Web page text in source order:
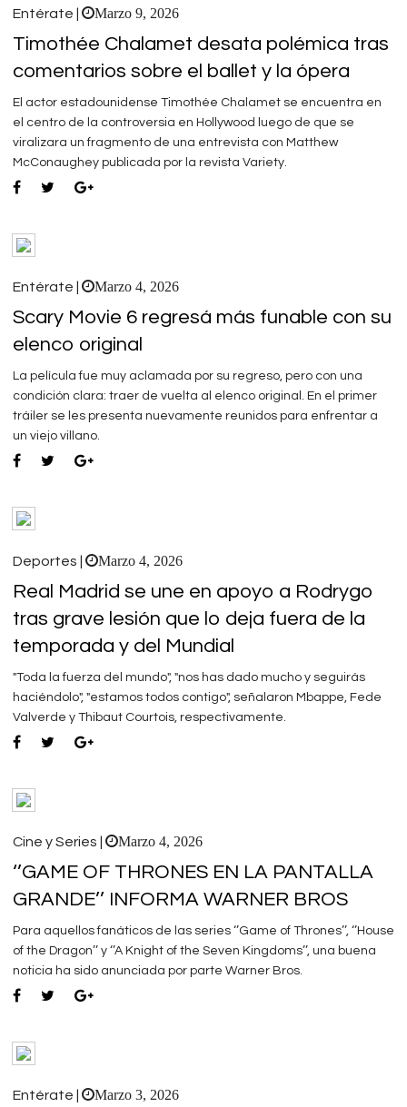
Entérate | Marzo 9, 2026
Timothée Chalamet desata polémica tras
comentarios sobre el ballet y la ópera
El actor estadounidense Timothée Chalamet se encuentra en
el centro de la controversia en Hollywood luego de que se
viralizara un fragmento de una entrevista con Matthew
McConaughey publicada por la revista Variety.
Entérate | Marzo 4, 2026
Scary Movie 6 regresá más funable con su
elenco original
La película fue muy aclamada por su regreso, pero con una
condición clara: traer de vuelta al elenco original. En el primer
tráiler se les presenta nuevamente reunidos para enfrentar a
un viejo villano.
Deportes | Marzo 4, 2026
Real Madrid se une en apoyo a Rodrygo
tras grave lesión que lo deja fuera de la
temporada y del Mundial
"Toda la fuerza del mundo", "nos has dado mucho y seguirás
haciéndolo", "estamos todos contigo", señalaron Mbappe, Fede
Valverde y Thibaut Courtois, respectivamente.
Cine y Series | Marzo 4, 2026
‘’GAME OF THRONES EN LA PANTALLA
GRANDE’’ INFORMA WARNER BROS
Para aquellos fanáticos de las series ‘’Game of Thrones’’, ‘’House
of the Dragon’’ y ‘’A Knight of the Seven Kingdoms’’, una buena
noticia ha sido anunciada por parte Warner Bros.
Entérate | Marzo 3, 2026